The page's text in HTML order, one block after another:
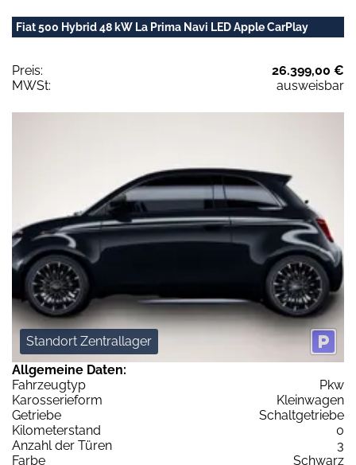
Fiat 500 Hybrid 48 kW La Prima Navi LED Apple CarPlay
Preis:
26.399,00 €
MWSt:
ausweisbar
Standort Zentrallager
Allgemeine Daten:
Fahrzeugtyp
Pkw
Karosserieform
Kleinwagen
Getriebe
Schaltgetriebe
Kilometerstand
0
Anzahl der Türen
3
Farbe
Schwarz